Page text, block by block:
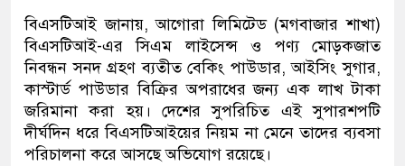
বিএসটিআই জানায়, আগোরা লিমিটেড (মগবাজার শাখা)
বিএসটিআই-এর সিএম লাইসেন্স ও পণ্য মোড়কজাত
নিবন্ধন সনদ গ্রহণ ব্যতীত বেকিং পাউডার, আইসিং সুগার,
কাস্টার্ড পাউডার বিক্রির অপরাধের জন্য এক লাখ টাকা
জরিমানা করা হয়। দেশের সুপরিচিত এই সুপারশপটি
দীর্ঘদিন ধরে বিএসটিআইয়ের নিয়ম না মেনে তাদের ব্যবসা
পরিচালনা করে আসছে অভিযোগ রয়েছে।